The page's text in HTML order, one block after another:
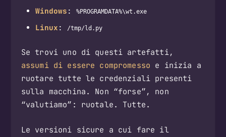
Windows : %PROGRAMDATA%\wt.exe
Linux : /tmp/ld.py
Se trovi uno di questi artefatti,
assumi di essere compromesso e inizia a
ruotare tutte le credenziali presenti
sulla macchina. Non “forse”, non
“valutiamo”: ruotale. Tutte.
Le versioni sicure a cui fare il